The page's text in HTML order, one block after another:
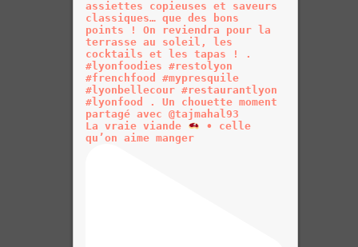
La vraie viande
• celle
qu’on aime manger